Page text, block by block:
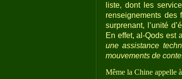
liste, dont les
renseignements des
surprenant, l’unité
En effet, al-Qods est
une assistance
mouvements de
Même la Chine appelle